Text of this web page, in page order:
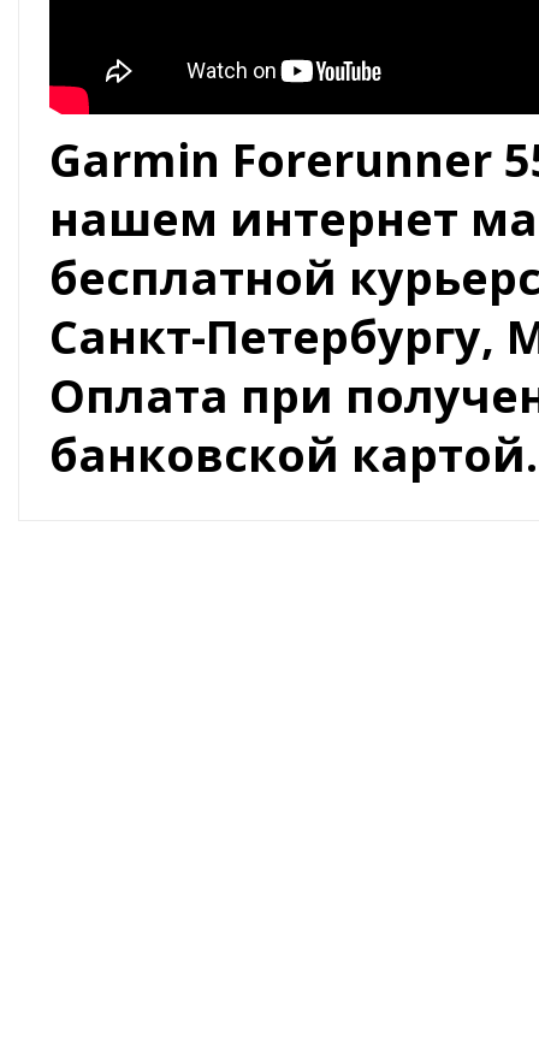
Garmin Forerunner
нашем интернет
бесплатной
Санкт-Петербургу,
Оплата при
банковской картой.